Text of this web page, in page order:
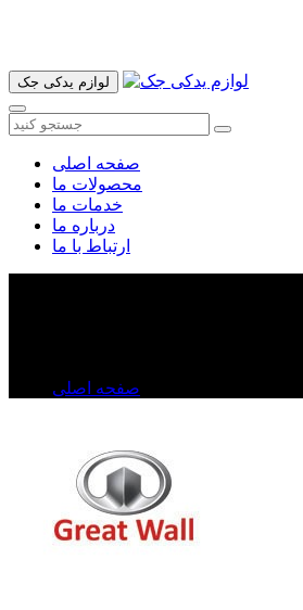
لوازم یدکی جک
صفحه اصلی
محصولات ما
خدمات ما
درباره ما
ارتباط با ما
صفحه اصلی